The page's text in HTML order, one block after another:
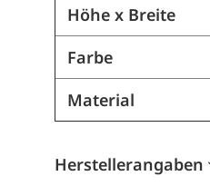
Höhe x Breite
Farbe
Material
Herstellerangaben